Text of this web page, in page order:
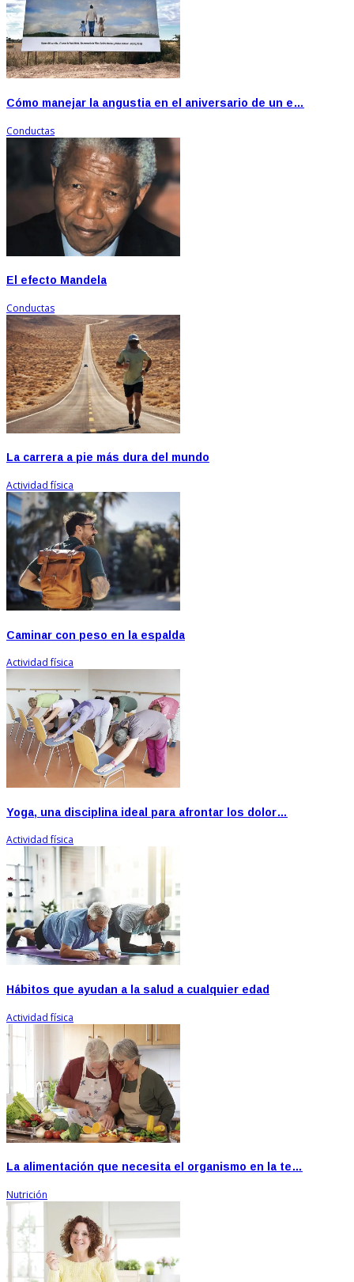
Cómo manejar la angustia en el aniversario de un e…
Conductas
El efecto Mandela
Conductas
La carrera a pie más dura del mundo
Actividad física
Caminar con peso en la espalda
Actividad física
Yoga, una disciplina ideal para afrontar los dolor…
Actividad física
Hábitos que ayudan a la salud a cualquier edad
Actividad física
La alimentación que necesita el organismo en la te…
Nutrición